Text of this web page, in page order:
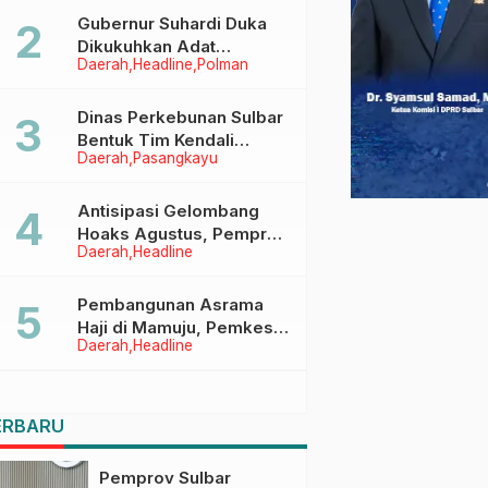
Menggapai Cita-Cita
Daerah Headline Polman
Gubernur Suhardi Duka
Dikukuhkan Adat
Balanipa, Raih Gelar Sulo
Daerah Pasangkayu
Dinas Perkebunan Sulbar
Bentuk Tim Kendali
Internal ICS untuk Dukung
di Pasangkayu
Daerah Headline
Antisipasi Gelombang
Hoaks Agustus, Pemprov
Sulbar Ajak Warga Jaga
Daerah Headline
Pembangunan Asrama
Haji di Mamuju, Pemkesra
dan Kementerian Haji
Pemprov Sulbar